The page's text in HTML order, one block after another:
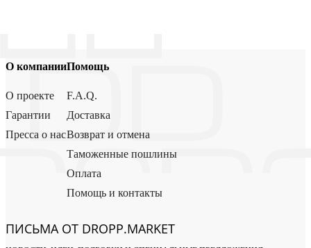
О компании
О проекте
Гарантии
Пресса о нас
Помощь
F.A.Q.
Доставка
Возврат и отмена
Таможенные пошлины
Оплата
Помощь и контакты
ПИСЬМА ОТ DROPP.MARKET